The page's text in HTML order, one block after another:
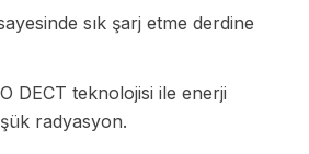
sık şarj etme derdine
DECT teknolojisi ile enerji
radyasyon.